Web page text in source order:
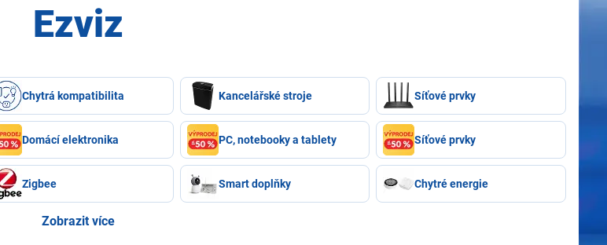
Ezviz
Chytrá kompatibilita Kancelářské stroje Síťové prvky
Domácí elektronika PC, notebooky a tablety Síťové prvky
Zigbee Smart doplňky Chytré energie
Zobrazit více